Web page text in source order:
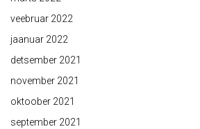
veebruar 2022
jaanuar 2022
detsember 2021
november 2021
oktoober 2021
september 2021